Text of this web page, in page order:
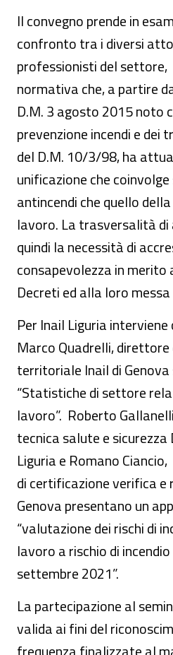
Il convegno prende in
confronto tra i diversi
professionisti del settore,
normativa che, a partire
D.M. 3 agosto 2015 noto
prevenzione incendi e
del D.M. 10/3/98, ha
unificazione che
antincendi che quello
lavoro. La trasversalità di
quindi la necessità di
consapevolezza in merito
Decreti ed alla loro
Per Inail Liguria
Marco Quadrelli,
territoriale Inail di
“Statistiche di settore
lavoro”. Roberto
tecnica salute e sicurezza
Liguria e Romano
di certificazione verifica e
Genova presentano un
“valutazione dei rischi di
lavoro a rischio di
settembre 2021”.
La partecipazione al
valida ai fini del